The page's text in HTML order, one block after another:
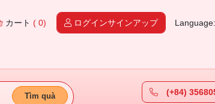
カート ( 0) ログインサインアップ
Tìm quà (+84)